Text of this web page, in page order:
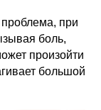
при
боль,
произойти
большой